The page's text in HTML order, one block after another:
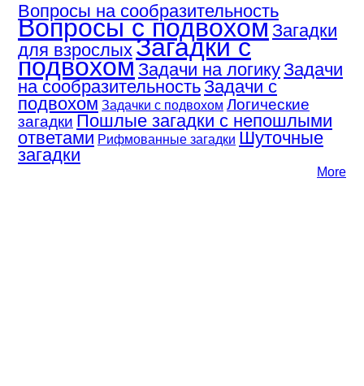
Вопросы на сообразительность
Вопросы с подвохом Загадки
для взрослыхЗагадки с
подвохом Задачи на логику Задачи
на сообразительность Задачи с
подвохом Задачки с подвохом Логические
загадки Пошлые загадки с непошлыми
ответами Рифмованные загадки Шуточные
загадки
More